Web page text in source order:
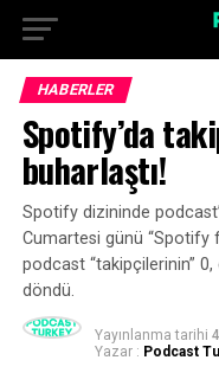
HABERLER
Spotify’da
buharlaştı!
Spotify dizininde
Cumartesi günü “Spotify
podcast “takipçilerinin” 0,
döndü.
Yayınlanma tarihi
Yazar : Podcast